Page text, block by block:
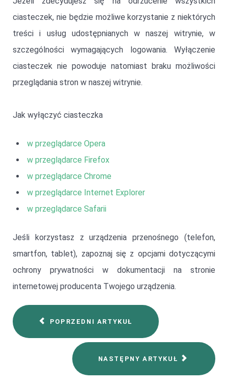
ciasteczek, nie będzie możliwe korzystanie z niektórych
treści i usług udostępnianych w naszej witrynie, w
szczególności wymagających logowania. Wyłączenie
ciasteczek nie powoduje natomiast braku możliwości
przeglądania stron w naszej witrynie.
Jak wyłączyć ciasteczka
w przeglądarce Opera
w przeglądarce Firefox
w przeglądarce Chrome
w przeglądarce Internet Explorer
w przeglądarce Safarii
Jeśli korzystasz z urządzenia przenośnego (telefon,
smartfon, tablet), zapoznaj się z opcjami dotyczącymi
ochrony prywatności w dokumentacji na stronie
internetowej producenta Twojego urządzenia.
POPRZEDNI ARTYKUŁ
NASTĘPNY ARTYKUŁ